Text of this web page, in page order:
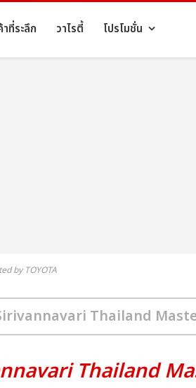
ที่ระลึก วาไรตี้ โปรโมชั่น
by TOYOTA
Thailand